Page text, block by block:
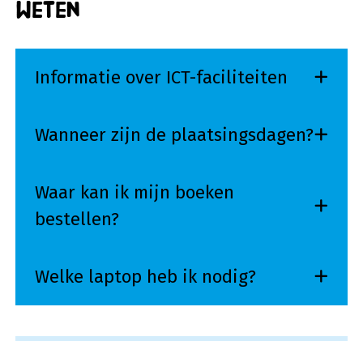
weten
Informatie over ICT-faciliteiten
Wanneer zijn de plaatsingsdagen?
Waar kan ik mijn boeken
bestellen?
Welke laptop heb ik nodig?